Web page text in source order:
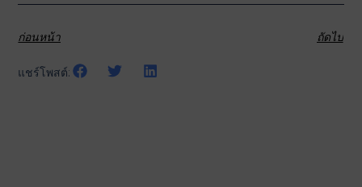
ก่อนหน้า ถัดไป
แชร์โพสต์: